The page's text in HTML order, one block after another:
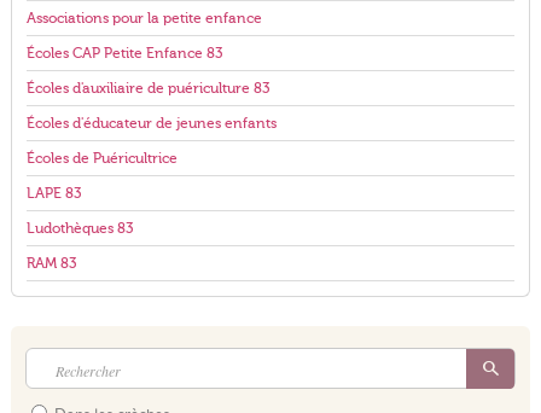
Associations pour la petite enfance
Écoles CAP Petite Enfance 83
Écoles d'auxiliaire de puériculture 83
Écoles d'éducateur de jeunes enfants
Écoles de Puéricultrice
LAPE 83
Ludothèques 83
RAM 83